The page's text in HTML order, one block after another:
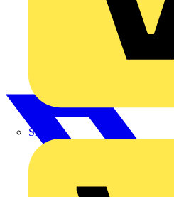
Signify